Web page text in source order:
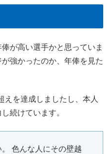
が高い選手かと思っていま
強かったのか、年俸を見た
えを達成しましたし、本人
続けています。
色んな人にその壁越